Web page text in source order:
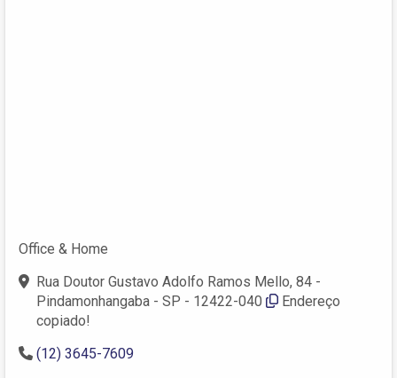
Office & Home
Rua Doutor Gustavo Adolfo Ramos Mello, 84 -
Pindamonhangaba - SP - 12422-040
Endereço
copiado!
(12) 3645-7609